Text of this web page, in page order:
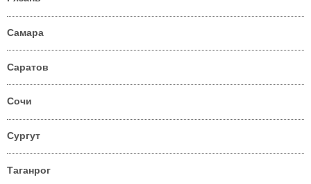
Самара
Саратов
Сочи
Сургут
Таганрог